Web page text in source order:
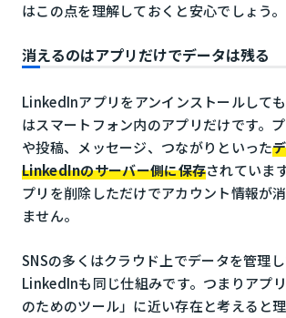
はこの点を理解しておくと安心でしょう。
消えるのはアプリだけでデータは残る
LinkedInアプリをアンインストールして
はスマートフォン内のアプリだけです。
や投稿、メッセージ、つながりといった
LinkedInのサーバー側に保存されていま
プリを削除しただけでアカウント情報が
ません。
SNSの多くはクラウド上でデータを管理し
LinkedInも同じ仕組みです。つまりアプ
のためのツール」に近い存在と考えると